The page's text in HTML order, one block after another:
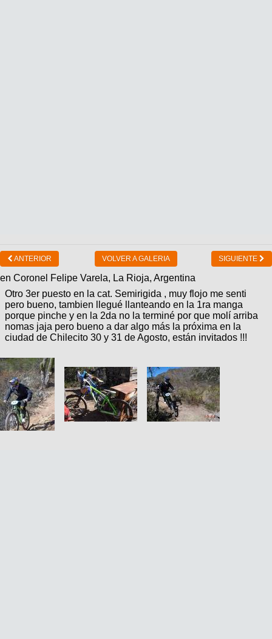
ANTERIOR VOLVER A GALERIA SIGUIENTE
en Coronel Felipe Varela, La Rioja, Argentina
Otro 3er puesto en la cat. Semirigida , muy flojo me senti
pero bueno, tambien llegué llanteando en la 1ra manga
porque pinche y en la 2da no la terminé por que molí arriba
nomas jaja pero bueno a dar algo más la próxima en la
ciudad de Chilecito 30 y 31 de Agosto, están invitados !!!